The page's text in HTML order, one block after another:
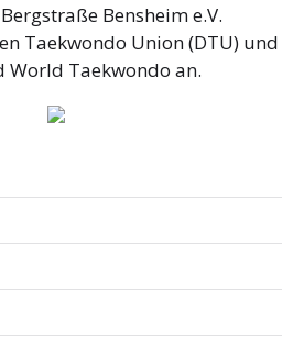
Bensheim e.V.
Taekwondo Union (DTU) und
World Taekwondo an.